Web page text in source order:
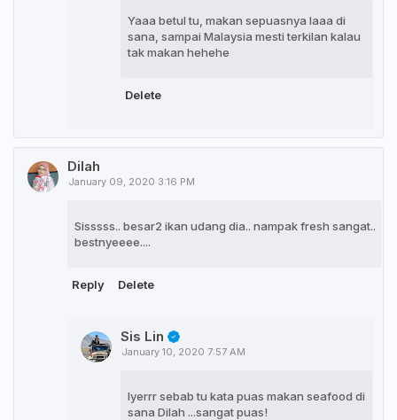
Yaaa betul tu, makan sepuasnya laaa di
sana, sampai Malaysia mesti terkilan kalau
tak makan hehehe
Delete
Dilah
January 09, 2020 3:16 PM
Sisssss.. besar2 ikan udang dia.. nampak fresh sangat..
bestnyeeee....
Reply Delete
Sis Lin
January 10, 2020 7:57 AM
Iyerrr sebab tu kata puas makan seafood di
sana Dilah ...sangat puas!